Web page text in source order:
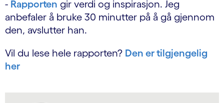
- Rapporten gir verdi og inspirasjon. Jeg
anbefaler å bruke 30 minutter på å gå gjennom
den, avslutter han.
Vil du lese hele rapporten? Den er tilgjengelig
her